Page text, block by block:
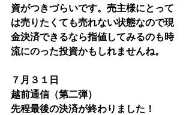
資がつきづらいです。売主様にとって
は売りたくても売れない状態なので現
金決済できるなら指値してみるのも時
流にのった投資かもしれませんね。
７月３１日
越前通信（第二弾）
先程最後の決済が終わりました！